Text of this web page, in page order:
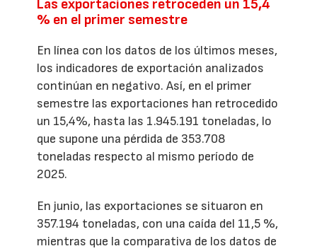
Las exportaciones retroceden un 15,4
% en el primer semestre
En línea con los datos de los últimos meses,
los indicadores de exportación analizados
continúan en negativo. Así, en el primer
semestre las exportaciones han retrocedido
un 15,4%, hasta las 1.945.191 toneladas, lo
que supone una pérdida de 353.708
toneladas respecto al mismo período de
2025.
En junio, las exportaciones se situaron en
357.194 toneladas, con una caída del 11,5 %,
mientras que la comparativa de los datos de